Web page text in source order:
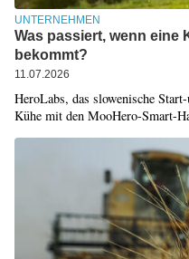
UNTERNEHMEN
Was passiert, wenn eine
bekommt?
11.07.2026
HeroLabs, das slowenische
Kühe mit den MooHero-Smart-